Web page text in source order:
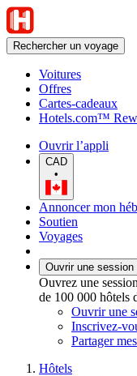
Rechercher un voyage
Voitures
Offres
Cartes-cadeaux
Hotels.com™
Ouvrir l’appli
CAD
•
Annoncer mon
Soutien
Voyages
Ouvrir une session
Ouvrez une
de 100 000 hôtels
Ouvrir une
Inscrivez-
Partager
Hôtels